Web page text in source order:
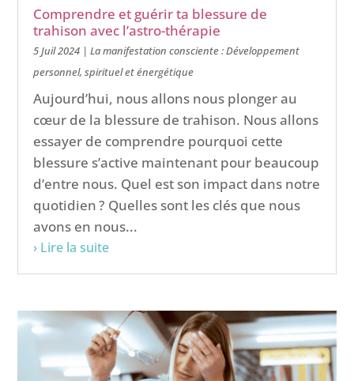
Comprendre et guérir ta blessure de
trahison avec l’astro-thérapie
5 Juil 2024 |La manifestation consciente : Développement
personnel, spirituel et énergétique
Aujourd’hui, nous allons nous plonger au
cœur de la blessure de trahison. Nous allons
essayer de comprendre pourquoi cette
blessure s’active maintenant pour beaucoup
d’entre nous. Quel est son impact dans notre
quotidien ? Quelles sont les clés que nous
avons en nous...
› Lire la suite